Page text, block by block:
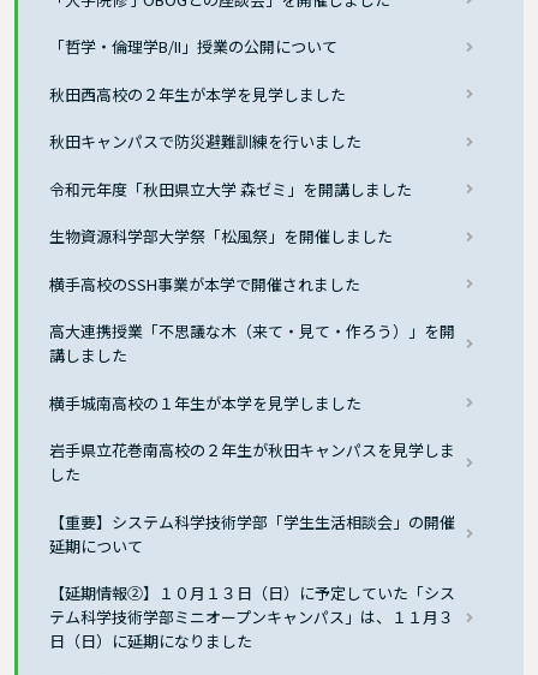
「哲学・倫理学B/II」授業の公開について
秋田西高校の２年生が本学を見学しました
秋田キャンパスで防災避難訓練を行いました
令和元年度「秋田県立大学 森ゼミ」を開講しました
生物資源科学部大学祭「松風祭」を開催しました
横手高校のSSH事業が本学で開催されました
高大連携授業「不思議な木（来て・見て・作ろう）」を開
講しました
横手城南高校の１年生が本学を見学しました
岩手県立花巻南高校の２年生が秋田キャンパスを見学しま
した
【重要】システム科学技術学部「学生生活相談会」の開催
延期について
【延期情報②】１０月１３日（日）に予定していた「シス
テム科学技術学部ミニオープンキャンパス」は、１１月３
日（日）に延期になりました